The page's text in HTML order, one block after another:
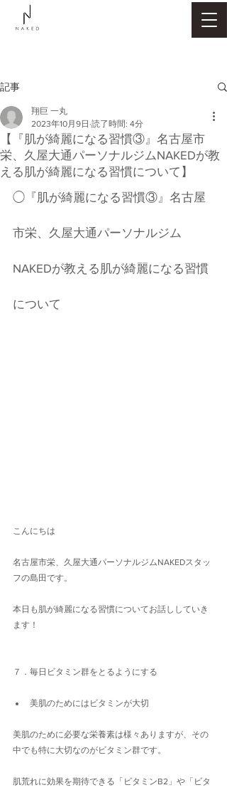
記事
【『肌が綺麗になる習慣③』名古屋市
栄、久屋大通パーソナルジムNAKEDが教
える肌が綺麗になる習慣について】
翔巨 一丸
2023年10月9日 読了時間: 4分
◯『肌が綺麗になる習慣③』名古屋
市栄、久屋大通パーソナルジム
NAKEDが教える肌が綺麗になる習慣
について
こんにちは
名古屋市栄、久屋大通パーソナルジムNAKEDスタッ
フの島田です。
本日も肌が綺麗になる習慣についてお話ししていき
ます！
７．毎日ビタミン群をとるようにする
美肌のためにはビタミンが大切
美肌のために必要な栄養素は様々ありますが、その
中でも特に大切なのがビタミン群です。
肌荒れに効果を期待できる「ビタミンB2」や「ビタ